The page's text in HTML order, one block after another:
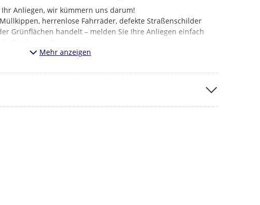
Anliegen, wir kümmern uns darum!
herrenlose Fahrräder, defekte Straßenschilder
Grünflächen handelt – melden Sie Ihre Anliegen einfach
Mehr anzeigen